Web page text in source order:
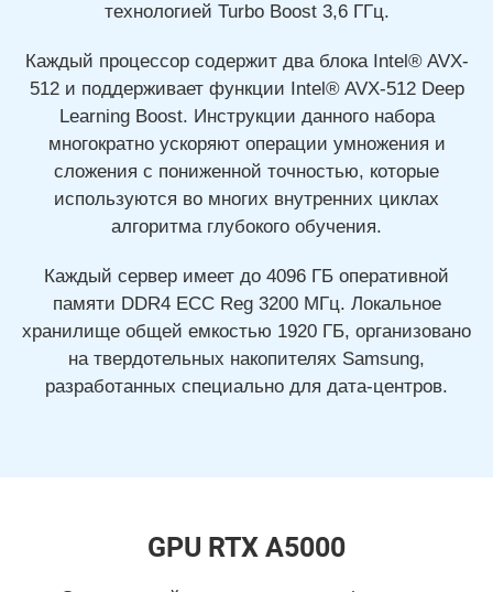
технологией Turbo Boost 3,6 ГГц.
Каждый процессор содержит два блока Intel® AVX-
512 и поддерживает функции Intel® AVX-512 Deep
Learning Boost. Инструкции данного набора
многократно ускоряют операции умножения и
сложения с пониженной точностью, которые
используются во многих внутренних циклах
алгоритма глубокого обучения.
Каждый сервер имеет до 4096 ГБ оперативной
памяти DDR4 ECC Reg 3200 МГц. Локальное
хранилище общей емкостью 1920 ГБ, организовано
на твердотельных накопителях Samsung,
разработанных специально для дата-центров.
GPU RTX A5000